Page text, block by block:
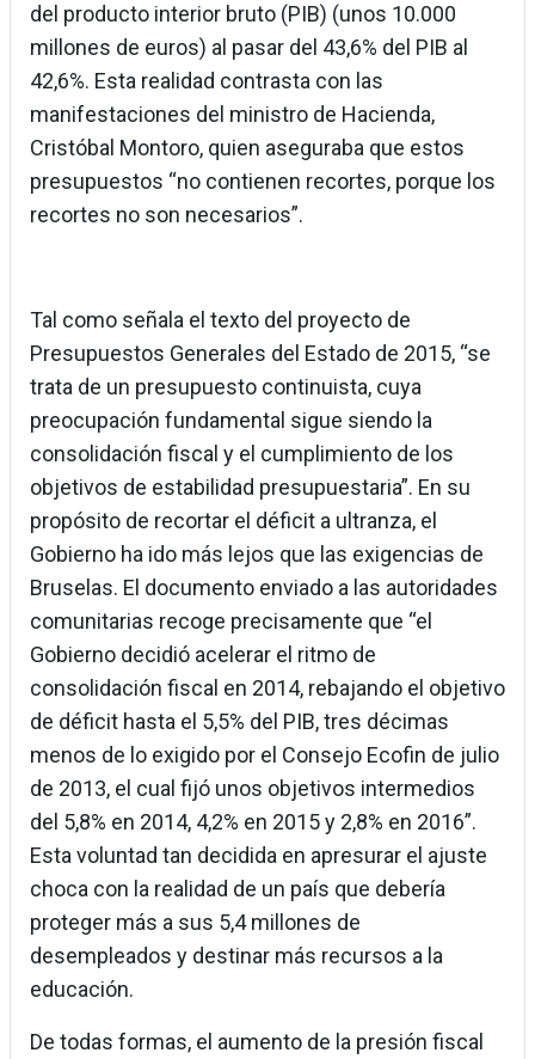
del producto interior bruto (PIB) (unos 10.000
millones de euros) al pasar del 43,6% del PIB al
42,6%. Esta realidad contrasta con las
manifestaciones del ministro de Hacienda,
Cristóbal Montoro, quien aseguraba que estos
presupuestos “no contienen recortes, porque los
recortes no son necesarios”.
Tal como señala el texto del proyecto de
Presupuestos Generales del Estado de 2015, “se
trata de un presupuesto continuista, cuya
preocupación fundamental sigue siendo la
consolidación fiscal y el cumplimiento de los
objetivos de estabilidad presupuestaria”. En su
propósito de recortar el déficit a ultranza, el
Gobierno ha ido más lejos que las exigencias de
Bruselas. El documento enviado a las autoridades
comunitarias recoge precisamente que “el
Gobierno decidió acelerar el ritmo de
consolidación fiscal en 2014, rebajando el objetivo
de déficit hasta el 5,5% del PIB, tres décimas
menos de lo exigido por el Consejo Ecofin de julio
de 2013, el cual fijó unos objetivos intermedios
del 5,8% en 2014, 4,2% en 2015 y 2,8% en 2016”.
Esta voluntad tan decidida en apresurar el ajuste
choca con la realidad de un país que debería
proteger más a sus 5,4 millones de
desempleados y destinar más recursos a la
educación.
De todas formas, el aumento de la presión fiscal